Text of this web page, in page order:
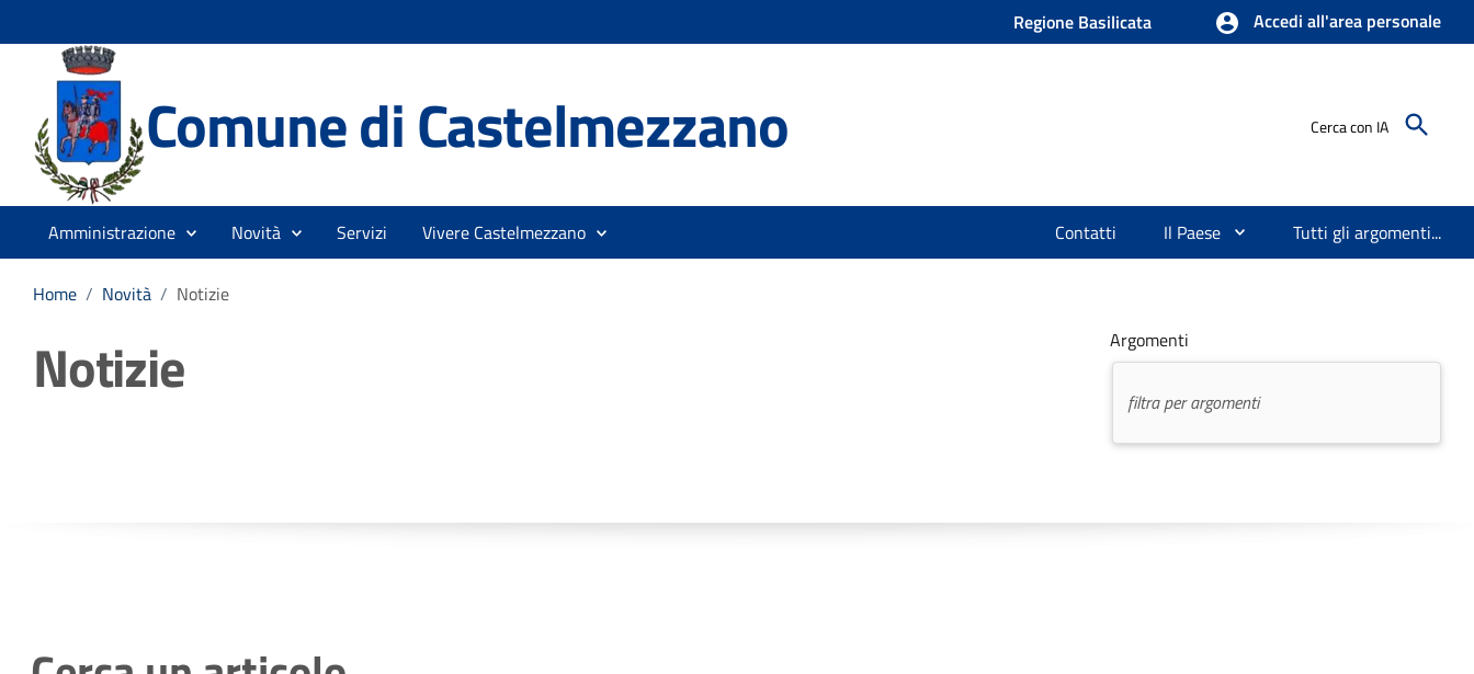
Regione Basilicata Accedi all'area personale
Comune di Castelmezzano Cerca con IA
Amministrazione Novità Servizi Vivere Castelmezzano Contatti Il Paese Tutti gli argomenti...
Home / Novità / Notizie
Notizie Argomenti